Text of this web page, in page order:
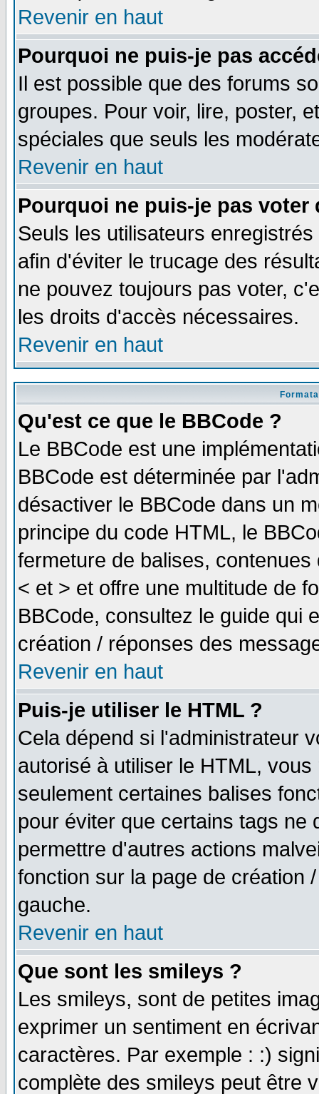
Revenir en haut
Pourquoi ne puis-je pas
Il est possible que des forums
groupes. Pour voir, lire, poster,
spéciales que seuls les
Revenir en haut
Pourquoi ne puis-je pas voter
Seuls les utilisateurs
afin d'éviter le trucage des
ne pouvez toujours pas voter,
les droits d'accès nécessaires.
Revenir en haut
Qu'est ce que le BBCode ?
Le BBCode est une
BBCode est déterminée par
désactiver le BBCode dans un
principe du code HTML, le
fermeture de balises,
< et > et offre une multitude de
BBCode, consultez le guide qui
création / réponses des
Revenir en haut
Puis-je utiliser le HTML ?
Cela dépend si l'administrateur
autorisé à utiliser le HTML,
seulement certaines balises
pour éviter que certains tags ne
permettre d'autres actions
fonction sur la page de création
gauche.
Revenir en haut
Que sont les smileys ?
Les smileys, sont de petites
exprimer un sentiment en
caractères. Par exemple : :)
complète des smileys peut être